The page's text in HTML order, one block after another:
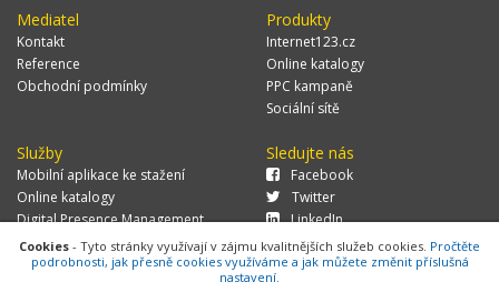
Mediatel
Kontakt
Reference
Obchodní podmínky
Produkty
Internet123.cz
Online katalogy
PPC kampaně
Sociální sítě
Služby
Mobilní aplikace ke stažení
Online katalogy
Digital Presence Management
Více zákazníků
Sledujte nás
Facebook
Twitter
LinkedIn
Cookies - Tyto stránky využívají v zájmu kvalitnějších služeb cookies. Pročtěte
podrobnosti, jak přesně cookies využíváme a jak můžete změnit příslušná
nastavení.